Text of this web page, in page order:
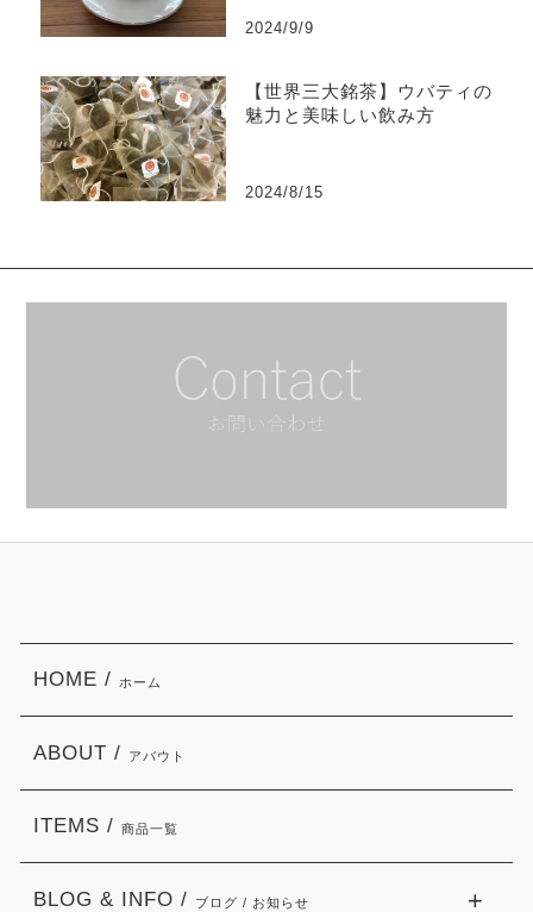
2024/9/9
【世界三大銘茶】ウバティの
魅力と美味しい飲み方
2024/8/15
HOME / ホーム
ABOUT / アバウト
ITEMS / 商品一覧
BLOG & INFO / ブログ / お知らせ